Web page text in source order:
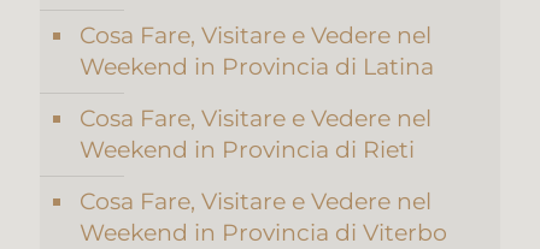
Cosa Fare, Visitare e Vedere nel
Weekend in Provincia di Latina
Cosa Fare, Visitare e Vedere nel
Weekend in Provincia di Rieti
Cosa Fare, Visitare e Vedere nel
Weekend in Provincia di Viterbo